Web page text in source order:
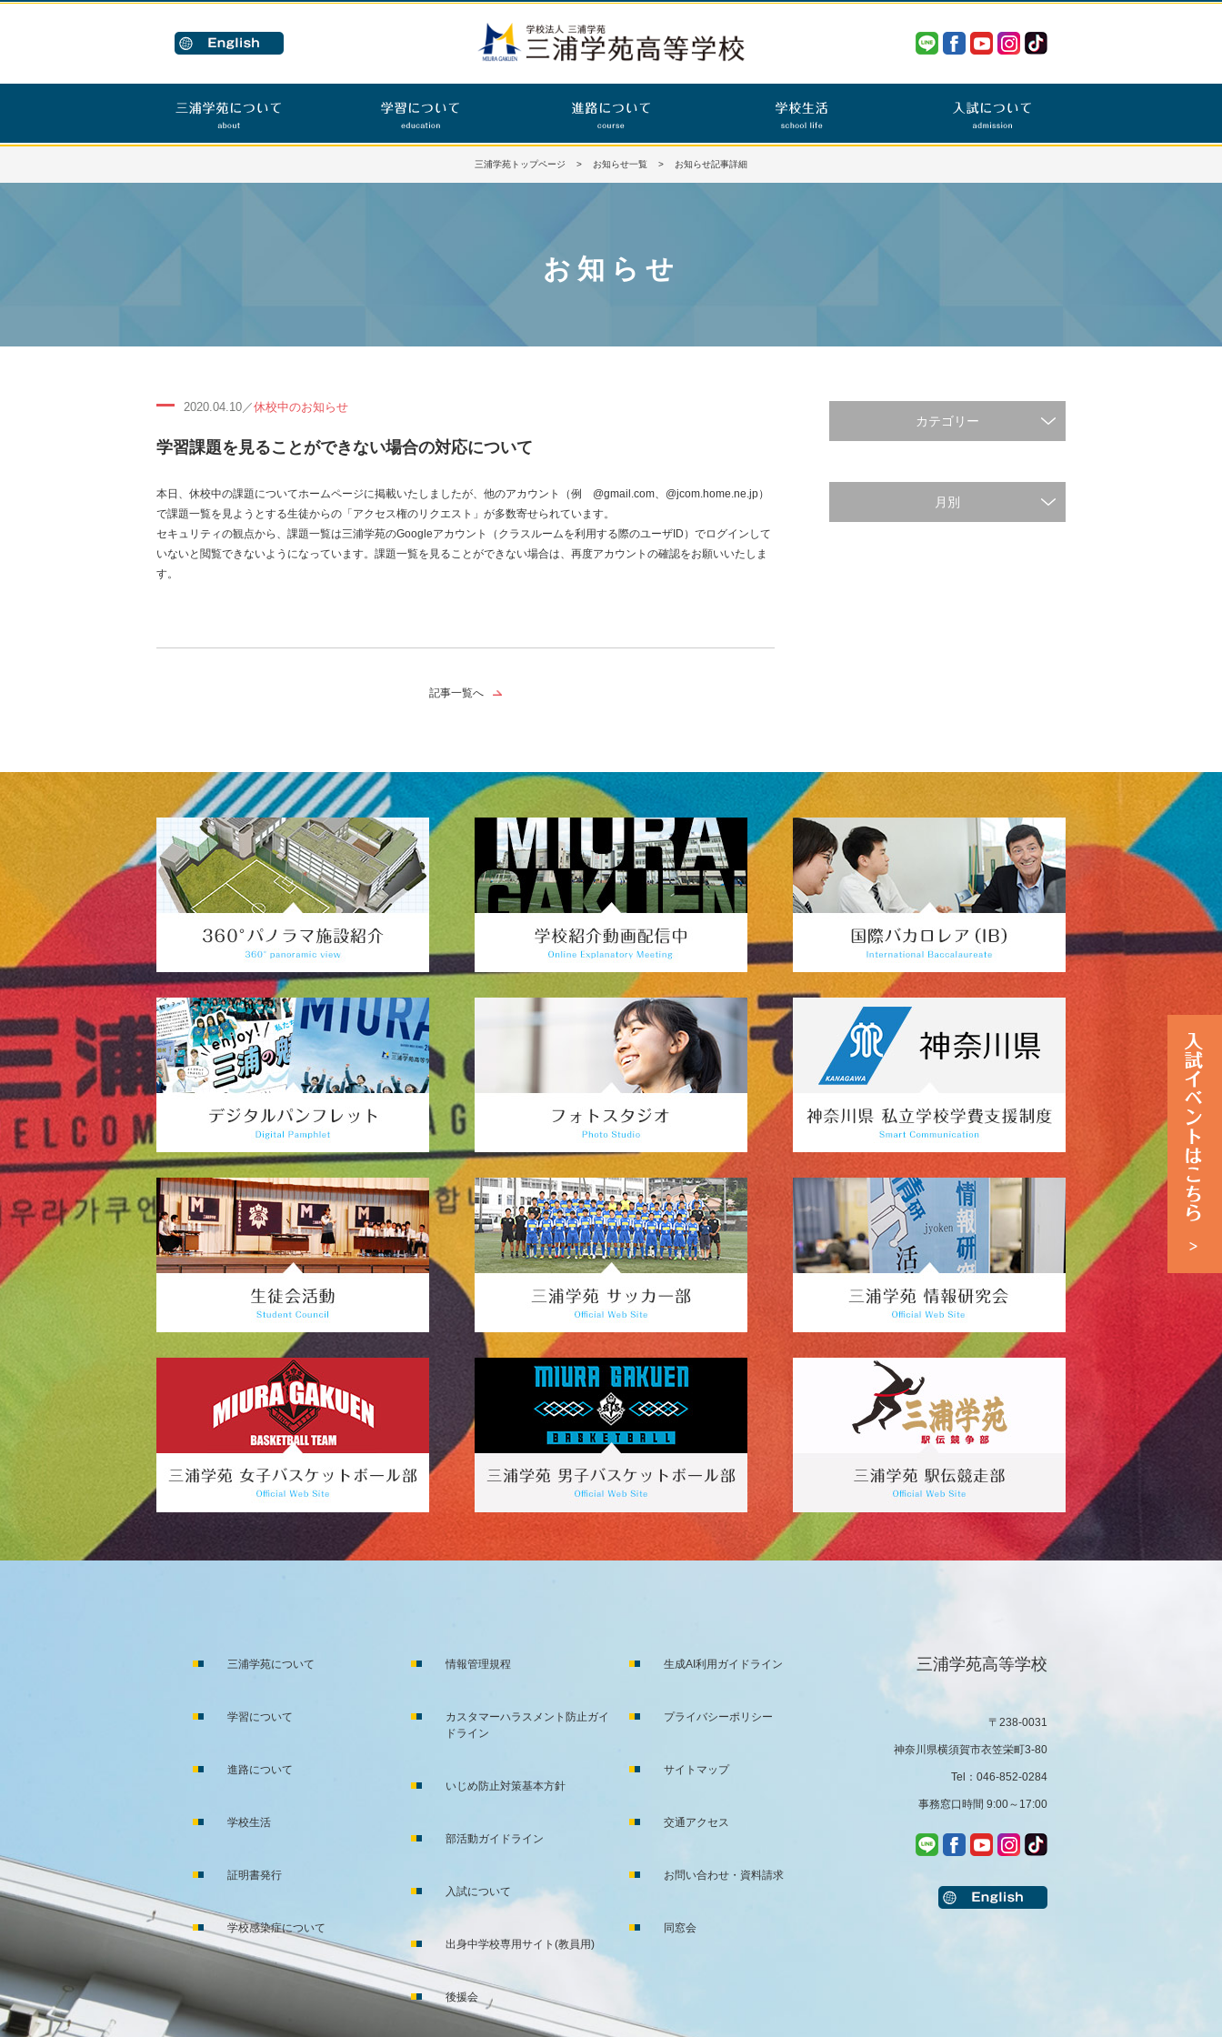
三浦学苑トップページ > お知らせ一覧 > お知らせ記事詳細
お知らせ
2020.04.10／休校中のお知らせ
学習課題を見ることができない場合の対応について
本日、休校中の課題についてホームページに掲載いたしましたが、他のアカウント（例 @gmail.com、@jcom.home.ne.jp）
で課題一覧を見ようとする生徒からの「アクセス権のリクエスト」が多数寄せられています。
セキュリティの観点から、課題一覧は三浦学苑のGoogleアカウント（クラスルームを利用する際のユーザID）でログインして
いないと閲覧できないようになっています。課題一覧を見ることができない場合は、再度アカウントの確認をお願いいたしま
す。
記事一覧へ
カテゴリー
月別
三浦学苑について
学習について
進路について
学校生活
証明書発行
学校感染症について
情報管理規程
カスタマーハラスメント防止ガイ
ドライン
いじめ防止対策基本方針
部活動ガイドライン
入試について
出身中学校専用サイト(教員用)
後援会
生成AI利用ガイドライン
プライバシーポリシー
サイトマップ
交通アクセス
お問い合わせ・資料請求
同窓会
三浦学苑高等学校
〒238-0031
神奈川県横須賀市衣笠栄町3-80
Tel：046-852-0284
事務窓口時間 9:00～17:00